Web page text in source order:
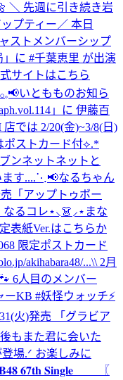
＼ 先週に引き続き岩
プティー ／ 本日
ストメンバーシップ
」に #千葉恵里 が出演
サイトはこちら
いともものお知ら
」に 伊藤百
では 2/20(金)~3/8(日)
ポストカード付⟡.*
ットネットと
す....⋱📢なるちゃん
「アップトゥボー
なるコレ⋆⸜👗⸝‍⋆まな
表紙Ver.はこちらか
限定ポストカード
akihabara48/...\\ 2月
6人目のメンバー
KB #妖怪ウォッチ⚡
火)発売 「グラビア
もまた君に会いた
場.ᐟ お楽しみに
𝟔𝟕𝐭𝐡 𝐒𝐢𝐧𝐠𝐥𝐞 〖